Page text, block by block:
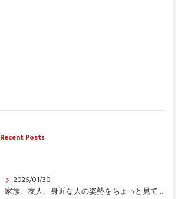
Recent Posts
2025/01/30
家族、友人、身近な人の姿勢をちょっと見てみませんか？